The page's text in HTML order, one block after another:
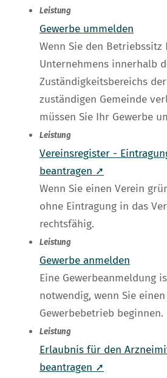
Leistung
Gewerbe ummelden
Wenn Sie den Betriebssitz
Unternehmens innerhalb
Zuständigkeitsbereichs
zuständigen Gemeinde
müssen Sie Ihr Gewerbe
Leistung
Vereinsregister -
beantragen ➚
Wenn Sie einen Verein
ohne Eintragung in das
rechtsfähig.
Leistung
Gewerbe anmelden
Eine Gewerbeanmeldung
notwendig, wenn Sie
Gewerbebetrieb beginnen.
Leistung
Erlaubnis für den
beantragen ➚